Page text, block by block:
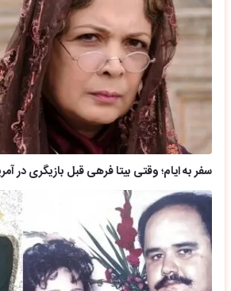
سفر به ایام؛ وقتی بیتا فرهی قبل بازیگری در